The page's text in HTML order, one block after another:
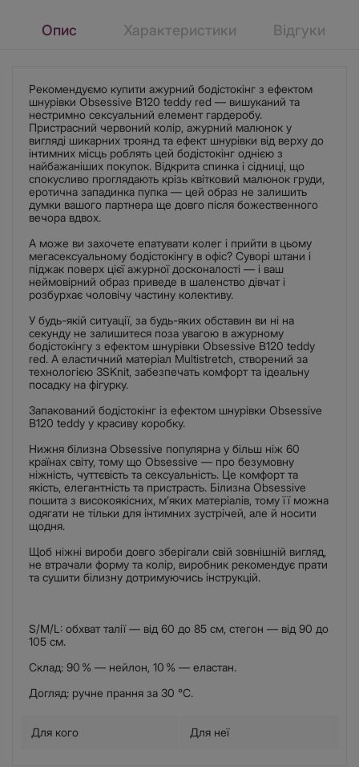
Опис Характеристики Відгуки
Рекомендуємо купити ажурний бодістокінг з ефектом
шнурівки Obsessive B120 teddy red — вишуканий та
нестримно сексуальний елемент гардеробу.
Пристрасний червоний колір, ажурний малюнок у
вигляді шикарних троянд та ефект шнурівки від верху до
інтимних місць роблять цей бодістокінг однією з
найбажаніших покупок. Відкрита спинка і сідниці, що
спокусливо проглядають крізь квітковий малюнок груди,
еротична западинка пупка — цей образ не залишить
думки вашого партнера ще довго після божественного
вечора вдвох.
А може ви захочете епатувати колег і прийти в цьому
мегасексуальному бодістокінгу в офіс? Суворі штани і
піджак поверх цієї ажурної досконалості — і ваш
неймовірний образ приведе в шаленство дівчат і
розбурхає чоловічу частину колективу.
У будь-якій ситуації, за будь-яких обставин ви ні на
секунду не залишитеся поза увагою в ажурному
бодістокінгу з ефектом шнурівки Obsessive B120 teddy
red. А еластичний матеріал Multistretch, створений за
технологією 3SKnit, забезпечать комфорт та ідеальну
посадку на фігурку.
Запакований бодістокінг із ефектом шнурівки Obsessive
B120 teddy у красиву коробку.
Нижня білизна Obsessive популярна у більш ніж 60
країнах світу, тому що Obsessive — про безумовну
ніжність, чуттєвість та сексуальність. Це комфорт та
якість, елегантність та пристрасть. Білизна Obsessive
пошита з високоякісних, м’яких матеріалів, тому її можна
одягати не тільки для інтимних зустрічей, але й носити
щодня.
Щоб ніжні вироби довго зберігали свій зовнішній вигляд,
не втрачали форму та колір, виробник рекомендує прати
та сушити білизну дотримуючись інструкцій.
S/M/L: обхват талії — від 60 до 85 см, стегон — від 90 до
105 см.
Склад: 90 % — нейлон, 10 % — еластан.
Догляд: ручне прання за 30 °C.
Для кого Для неї